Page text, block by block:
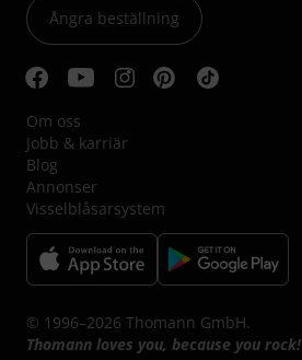
Ångra beställning
Om oss
Jobb & karriär
Blog
Annonser
Visselblåsarsystem
© 1996–2026 Thomann GmbH.
Thomann loves you, because you rock!